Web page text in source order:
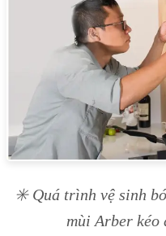
✳️ Quá trình vệ sinh
mùi Arber kéo